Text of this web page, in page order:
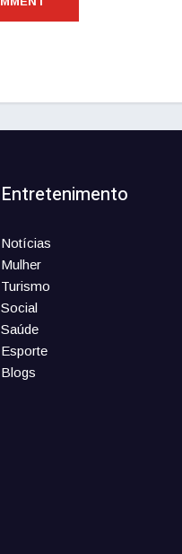
Entretenimento
Notícias
Mulher
Turismo
Social
Saúde
Esporte
Blogs